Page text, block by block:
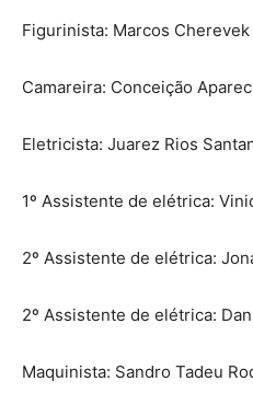
Figurinista: Marcos Cherevek
Camareira: Conceição
Eletricista: Juarez Rios
1º Assistente de elétrica:
2º Assistente de elétrica:
2º Assistente de elétrica:
Maquinista: Sandro Tadeu